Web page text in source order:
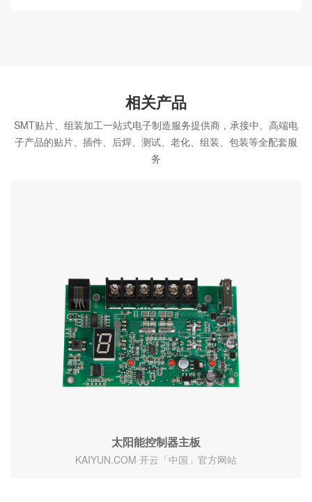
相关产品
SMT贴片、组装加工一站式电子制造服务提供商，承接中、高端电
子产品的贴片、插件、后焊、测试、老化、组装、包装等全配套服
务
太阳能控制器主板
KAIYUN.COM·开云「中国」官方网站